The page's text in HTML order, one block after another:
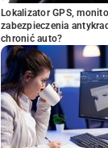
Lokalizator GPS,
zabezpieczenia
chronić auto?